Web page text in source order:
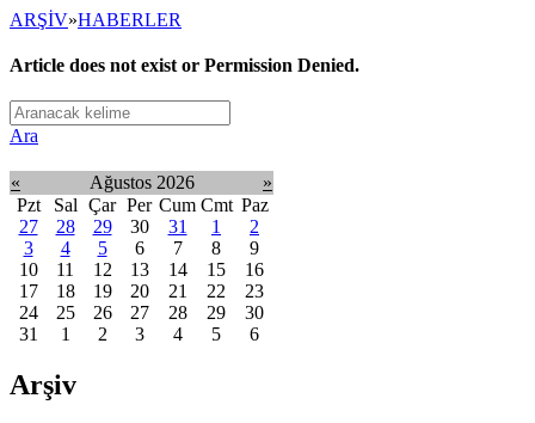
ARŞİV»HABERLER
Article does not exist or Permission Denied.
Ara
« Ağustos 2026
»
Pzt
Sal Çar Per Cum Cmt Paz
27
28 29 30 31 1
2
3
4 5 6 7 8
9
10
11 12 13 14 15
16
17
18 19 20 21 22
23
24
25 26 27 28 29
30
31
1 2 3 4 5 6
Arşiv